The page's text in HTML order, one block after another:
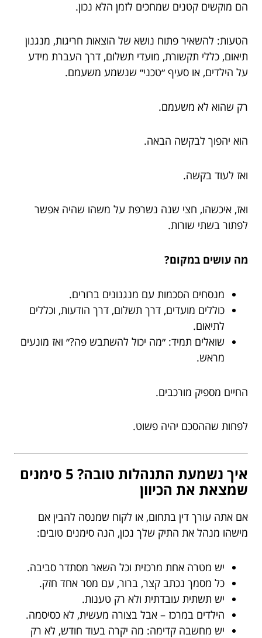
הם מוקשים קטנים שמחכים לזמן הלא נכון.
הטעות: להשאיר פתוח נושא של הוצאות חריגות, מנגנון
תיאום, כללי תקשורת, מועדי תשלום, דרך העברת מידע
על הילדים, או סעיף ״טכני״ שנשמע משעמם.
רק שהוא לא משעמם.
הוא יהפוך לבקשה הבאה.
ואז לעוד בקשה.
ואז, איכשהו, חצי שנה נשרפת על משהו שהיה אפשר
לפתור בשתי שורות.
מה עושים במקום?
מנסחים הסכמות עם מנגנונים ברורים.
כוללים מועדים, דרך תשלום, דרך הודעות, וכללים
לתיאום.
שואלים תמיד: ״מה יכול להשתבש פה?״ ואז מונעים
מראש.
החיים מספיק מורכבים.
לפחות שההסכם יהיה פשוט.
איך נשמעת התנהלות טובה? 5 סימנים
שמצאת את הכיוון
אם אתה עורך דין בתחום, או לקוח שמנסה להבין אם
מישהו מנהל את התיק שלך נכון, הנה סימנים טובים:
יש מטרה אחת מרכזית וכל השאר מסתדר סביבה.
כל מסמך נכתב קצר, ברור, עם מסר אחד חזק.
יש תשתית עובדתית ולא רק טענות.
הילדים במרכז – אבל בצורה מעשית, לא כסיסמה.
יש מחשבה קדימה: מה יקרה בעוד חודש, לא רק